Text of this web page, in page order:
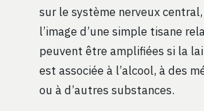
sur le système nerveux
l’image d’une simple tisane
peuvent être amplifiées si la
est associée à l’alcool, à des
ou à d’autres substances.